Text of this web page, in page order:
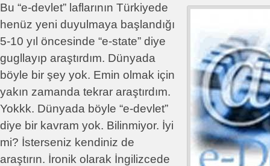
Bu “e-devlet” laflarının Türkiyede
henüz yeni duyulmaya başlandığı
5-10 yıl öncesinde “e-state” diye
gugllayıp araştırdım. Dünyada
böyle bir şey yok. Emin olmak için
yakın zamanda tekrar araştırdım.
Yokkk. Dünyada böyle “e-devlet”
diye bir kavram yok. Bilinmiyor. İyi
mi? İsterseniz kendiniz de
araştırın. İronik olarak İngilizcede